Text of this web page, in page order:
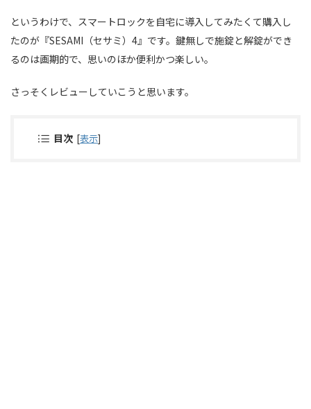
というわけで、スマートロックを自宅に導入してみたくて購入し
たのが『SESAMI（セサミ）4』です。鍵無しで施錠と解錠ができ
るのは画期的で、思いのほか便利かつ楽しい。
さっそくレビューしていこうと思います。
目次 [表示]